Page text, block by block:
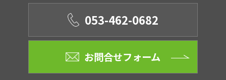
053-462-0682
お問合せフォーム